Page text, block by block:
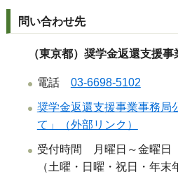
問い合わせ先
（東京都）奨学金返還支援事
電話 03-6698-5102
奨学金返還支援事業事務局
て」（外部リンク）
受付時間 月曜日～金曜日
（土曜・日曜・祝日・年末